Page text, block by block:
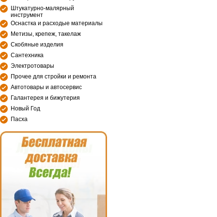
Штукатурно-малярный
инструмент
Оснастка и расходые материалы
Метизы, крепеж, такелаж
Скобяные изделия
Сантехника
Электротовары
Прочее для стройки и ремонта
Автотовары и автосервис
Галантерея и бижутерия
Новый Год
Пасха